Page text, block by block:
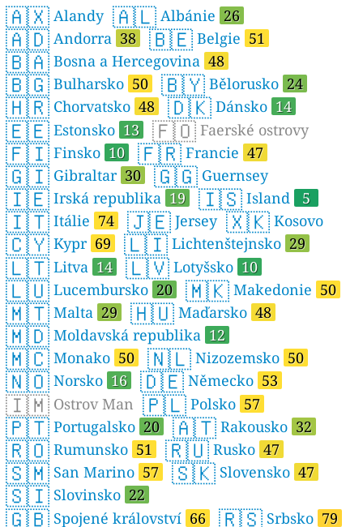
🇦🇽 Alandy 🇦🇱 Albánie 26
🇦🇩 Andorra 38 🇧🇪 Belgie 51
🇧🇦 Bosna a Hercegovina 48
🇧🇬 Bulharsko 50 🇧🇾 Bělorusko 24
🇭🇷 Chorvatsko 48 🇩🇰 Dánsko 14
🇪🇪 Estonsko 13 🇫🇴 Faerské ostrovy
🇫🇮 Finsko 10 🇫🇷 Francie 47
🇬🇮 Gibraltar 30 🇬🇬 Guernsey
🇮🇪 Irská republika 19 🇮🇸 Island 5
🇮🇹 Itálie 74 🇯🇪 Jersey 🇽🇰 Kosovo
🇨🇾 Kypr 69 🇱🇮 Lichtenštejnsko 29
🇱🇹 Litva 14 🇱🇻 Lotyšsko 10
🇱🇺 Lucembursko 20 🇲🇰 Makedonie 50
🇲🇹 Malta 29 🇭🇺 Maďarsko 48
🇲🇩 Moldavská republika 12
🇲🇨 Monako 50 🇳🇱 Nizozemsko 50
🇳🇴 Norsko 16 🇩🇪 Německo 53
🇮🇲 Ostrov Man 🇵🇱 Polsko 57
🇵🇹 Portugalsko 20 🇦🇹 Rakousko 32
🇷🇴 Rumunsko 51 🇷🇺 Rusko 47
🇸🇲 San Marino 57 🇸🇰 Slovensko 47
🇸🇮 Slovinsko 22
🇬🇧 Spojené království 66 🇷🇸 Srbsko 79